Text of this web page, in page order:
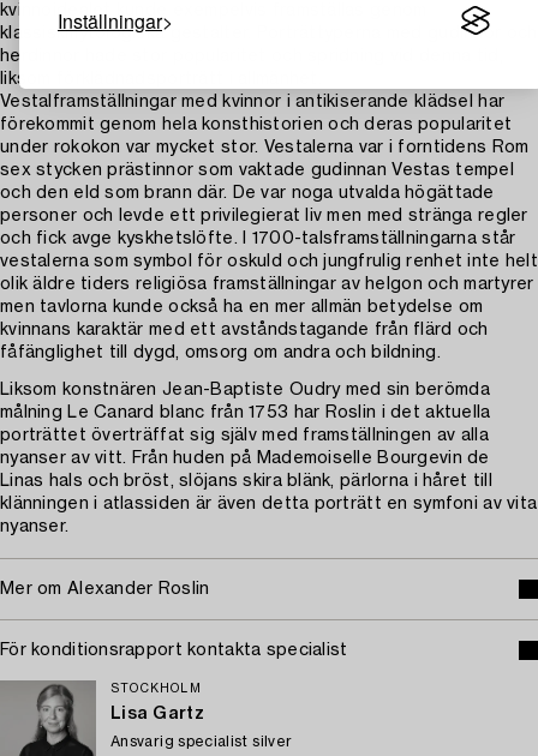
Inställningar
kvinnoidealet kunde exempelvis framställas genom
klassiskmytologiska gestalter. Porträttyperna med gudinnor och
herdinnor hade stor popularitet och spridning vid denna tid,
liksom förklädnadsporträtt i allmänhet.
Vestalframställningar med kvinnor i antikiserande klädsel har
förekommit genom hela konsthistorien och deras popularitet
under rokokon var mycket stor. Vestalerna var i forntidens Rom
sex stycken prästinnor som vaktade gudinnan Vestas tempel
och den eld som brann där. De var noga utvalda högättade
personer och levde ett privilegierat liv men med stränga regler
och fick avge kyskhetslöfte. I 1700-talsframställningarna står
vestalerna som symbol för oskuld och jungfrulig renhet inte helt
olik äldre tiders religiösa framställningar av helgon och martyrer
men tavlorna kunde också ha en mer allmän betydelse om
kvinnans karaktär med ett avståndstagande från flärd och
fåfänglighet till dygd, omsorg om andra och bildning.
Liksom konstnären Jean-Baptiste Oudry med sin berömda
målning Le Canard blanc från 1753 har Roslin i det aktuella
porträttet överträffat sig själv med framställningen av alla
nyanser av vitt. Från huden på Mademoiselle Bourgevin de
Linas hals och bröst, slöjans skira blänk, pärlorna i håret till
klänningen i atlassiden är även detta porträtt en symfoni av vita
nyanser.
Mer om Alexander Roslin
För konditionsrapport kontakta specialist
STOCKHOLM
Lisa Gartz
Ansvarig specialist silver